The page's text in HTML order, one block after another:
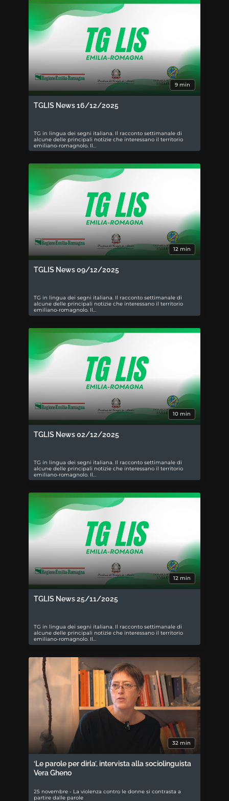
9 min
TGLIS News 16/12/2025
TG in lingua dei segni italiana. Il racconto settimanale di
alcune delle principali notizie che interessano il territorio
emiliano-romagnolo. Il…
12 min
TGLIS News 09/12/2025
TG in lingua dei segni italiana. Il racconto settimanale di
alcune delle principali notizie che interessano il territorio
emiliano-romagnolo. Il…
10 min
TGLIS News 02/12/2025
TG in lingua dei segni italiana. Il racconto settimanale di
alcune delle principali notizie che interessano il territorio
emiliano-romagnolo. Il…
12 min
TGLIS News 25/11/2025
TG in lingua dei segni italiana. Il racconto settimanale di
alcune delle principali notizie che interessano il territorio
emiliano-romagnolo. Il…
32 min
‘Le parole per dirla’, intervista alla sociolinguista
Vera Gheno
25 novembre - La violenza contro le donne si contrasta a
partire dalle parole